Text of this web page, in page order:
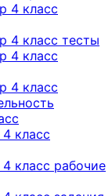
4 класс
класс тесты
4 класс
4 класс
класс
класс рабочие